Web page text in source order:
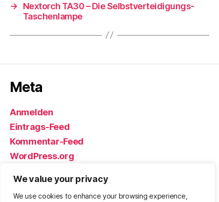
We value your privacy
We use cookies to enhance your browsing experience,
→
Nextorch TA30 – Die Selbstverteidigungs-
Taschenlampe
Meta
Anmelden
Eintrags-Feed
Kommentar-Feed
WordPress.org
© 2026Björn Eickhoff – Der Blog Nach oben